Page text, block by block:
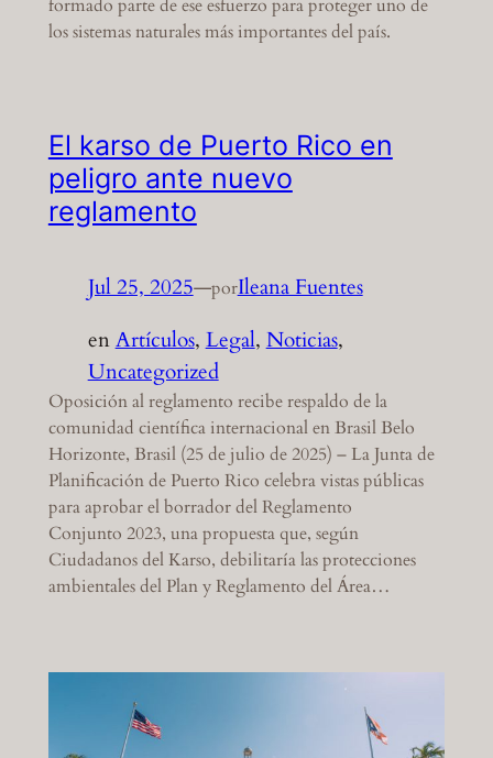
formado parte de ese esfuerzo para proteger uno de
los sistemas naturales más importantes del país.
El karso de Puerto Rico en
peligro ante nuevo
reglamento
Jul 25, 2025—porIleana Fuentes
enArtículos, Legal, Noticias
Uncategorized
Oposición al reglamento recibe respaldo de la
comunidad científica internacional en Brasil Belo
Horizonte, Brasil (25 de julio de 2025) – La Junta de
Planificación de Puerto Rico celebra vistas públicas
para aprobar el borrador del Reglamento
Conjunto 2023, una propuesta que, según
Ciudadanos del Karso, debilitaría las protecciones
ambientales del Plan y Reglamento del Área…